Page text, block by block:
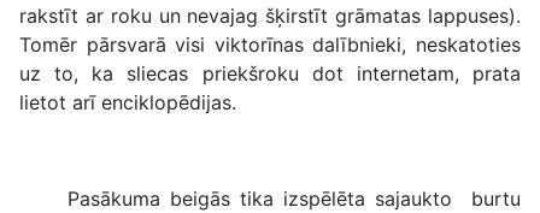
rakstīt ar roku un nevajag šķirstīt grāmatas lappuses).
Tomēr pārsvarā visi viktorīnas dalībnieki, neskatoties
uz to, ka sliecas priekšroku dot internetam, prata
lietot arī enciklopēdijas.
Pasākuma beigās tika izspēlēta sajaukto burtu